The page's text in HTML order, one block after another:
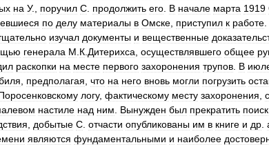
на У., поручил С продолжить его В начале марта 1919
по делу материалы в Омске приступил к работе
изучал документы и вещественные
генерала М К Дитерихса осуществлявшего общее
раскопки на месте первого захоронения трупов В
предполагая что на него вновь могли погрузить
логу, фактическому месту захоронения
настиле над ним Вынужден был прекратить поиск
добытые С отчасти опубликованы им в книге и др
являются фундаментальными и наиболее